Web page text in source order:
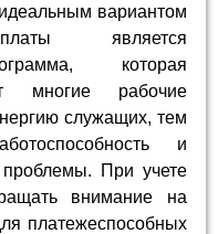
вариантом
является
которая
многие рабочие
служащих, тем
и
При учете
внимание на
платежеспособных